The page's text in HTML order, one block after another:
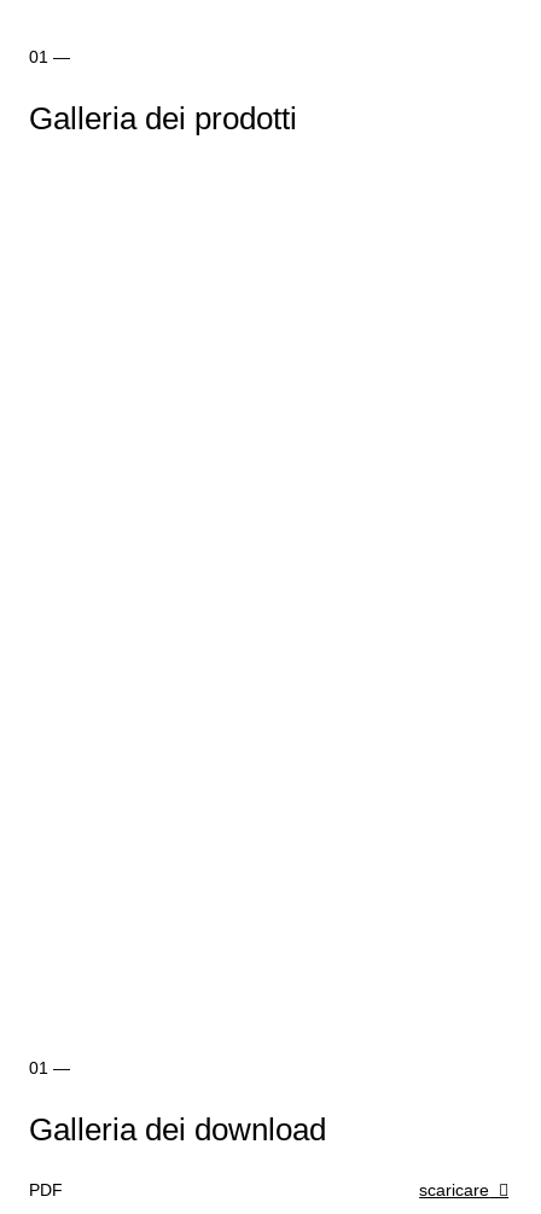
Galleria dei prodotti
Galleria dei download
PDF scaricare